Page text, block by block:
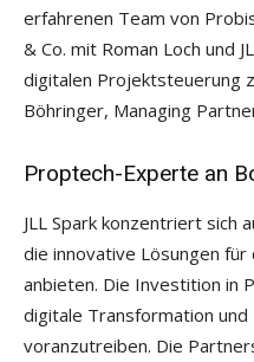
erfahrenen Team von
& Co. mit Roman Loch und
digitalen Projektsteuerung
Böhringer, Managing
Proptech-Experte an
JLL Spark konzentriert sich
die innovative Lösungen
anbieten. Die Investition in
digitale Transformation und
voranzutreiben. Die